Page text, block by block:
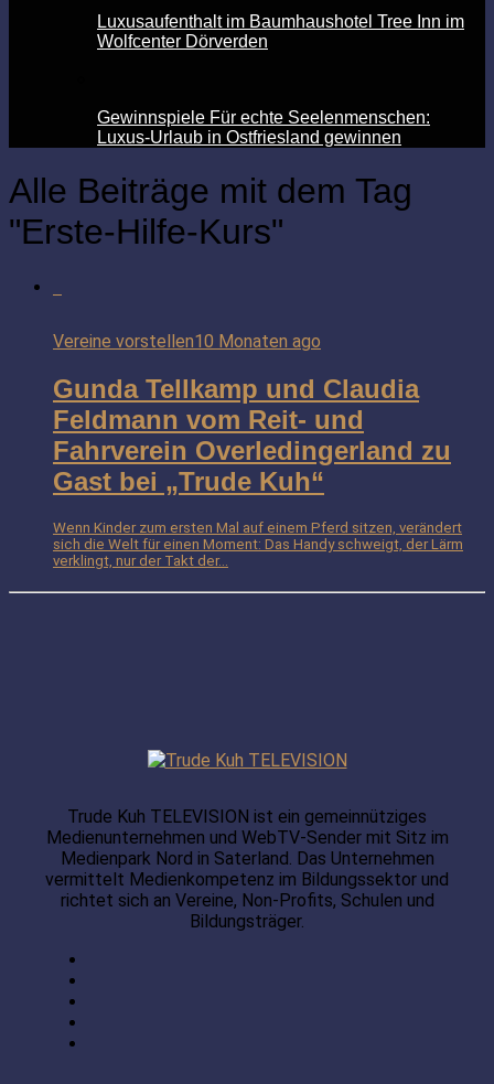
Luxusaufenthalt im Baumhaushotel Tree Inn im
Wolfcenter Dörverden
Gewinnspiele Für echte Seelenmenschen:
Luxus-Urlaub in Ostfriesland gewinnen
Alle Beiträge mit dem Tag
"Erste-Hilfe-Kurs"
Vereine vorstellen10 Monaten ago
Gunda Tellkamp und Claudia
Feldmann vom Reit- und
Fahrverein Overledingerland zu
Gast bei „Trude Kuh“
Wenn Kinder zum ersten Mal auf einem Pferd sitzen, verändert
sich die Welt für einen Moment: Das Handy schweigt, der Lärm
verklingt, nur der Takt der...
Trude Kuh TELEVISION ist ein gemeinnütziges
Medienunternehmen und WebTV-Sender mit Sitz im
Medienpark Nord in Saterland. Das Unternehmen
vermittelt Medienkompetenz im Bildungssektor und
richtet sich an Vereine, Non-Profits, Schulen und
Bildungsträger.